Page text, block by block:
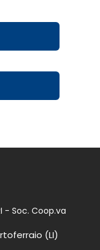
- Soc. Coop.va
(LI)